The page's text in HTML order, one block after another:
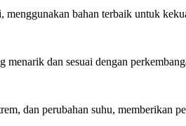
bahan terbaik untuk
dan sesuai dengan
dan perubahan suhu, memberikan